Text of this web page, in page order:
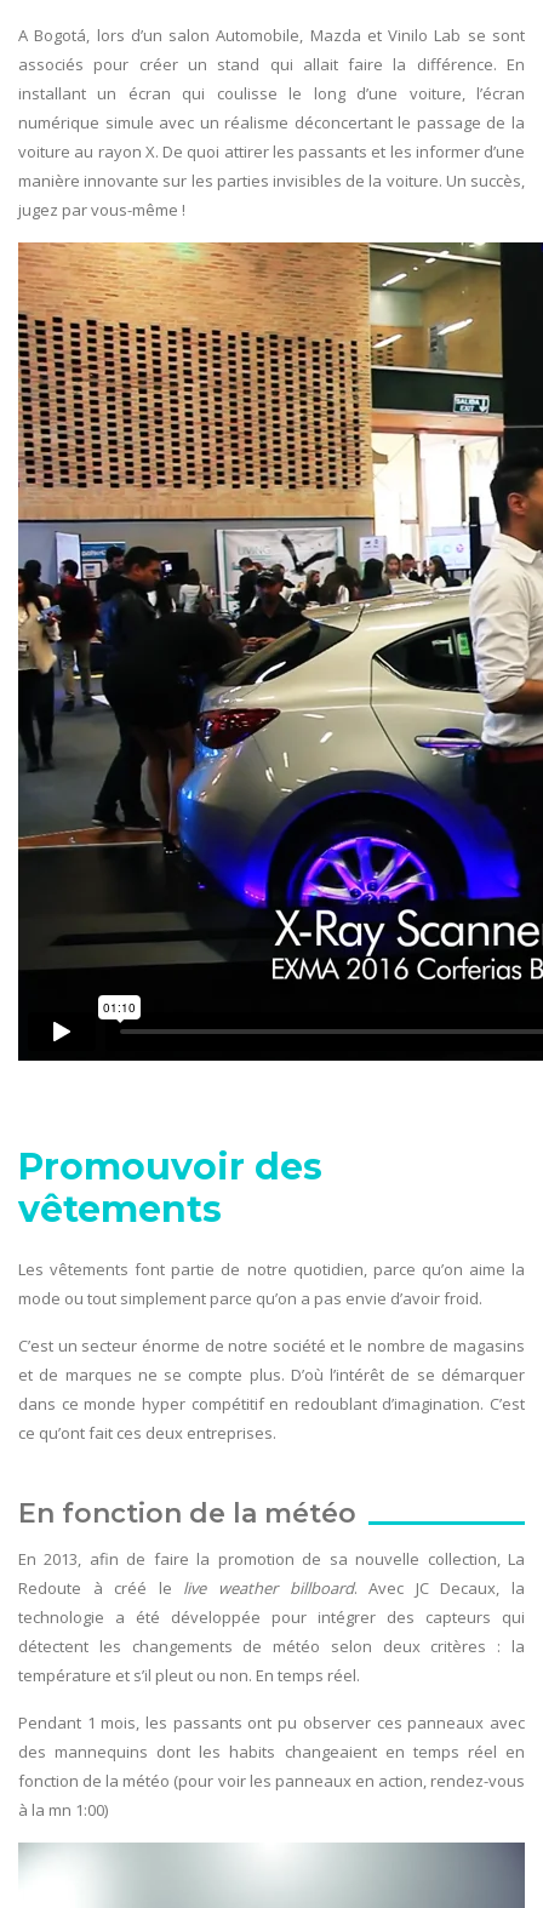
A Bogotá, lors d’un salon Automobile, Mazda et Vinilo Lab se sont
associés pour créer un stand qui allait faire la différence. En
installant un écran qui coulisse le long d’une voiture, l’écran
numérique simule avec un réalisme déconcertant le passage de la
voiture au rayon X. De quoi attirer les passants et les informer d’une
manière innovante sur les parties invisibles de la voiture. Un succès,
jugez par vous-même !
Promouvoir des
vêtements
Les vêtements font partie de notre quotidien, parce qu’on aime la
mode ou tout simplement parce qu’on a pas envie d’avoir froid.
C’est un secteur énorme de notre société et le nombre de magasins
et de marques ne se compte plus. D’où l’intérêt de se démarquer
dans ce monde hyper compétitif en redoublant d’imagination. C’est
ce qu’ont fait ces deux entreprises.
En fonction de la météo
En 2013, afin de faire la promotion de sa nouvelle collection, La
Redoute à créé le live weather billboard. Avec JC Decaux, la
technologie a été développée pour intégrer des capteurs qui
détectent les changements de météo selon deux critères : la
température et s’il pleut ou non. En temps réel.
Pendant 1 mois, les passants ont pu observer ces panneaux avec
des mannequins dont les habits changeaient en temps réel en
fonction de la météo (pour voir les panneaux en action, rendez-vous
à la mn 1:00)